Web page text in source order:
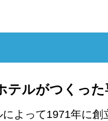
テルがつくっ
よって1971年に